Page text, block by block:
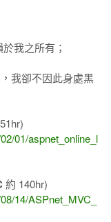
我之所有；
我卻不因此身處黑
01/aspnet_online_l
約 140hr)
14/ASPnet_MVC_